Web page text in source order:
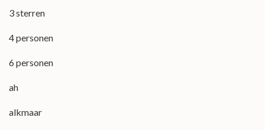
3 sterren
4 personen
6 personen
ah
alkmaar